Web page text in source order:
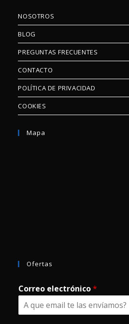
NOSOTROS
BLOG
PREGUNTAS FRECUENTES
CONTACTO
POLÍTICA DE PRIVACIDAD
COOKIES
Mapa
Ofertas
Correo electrónico*